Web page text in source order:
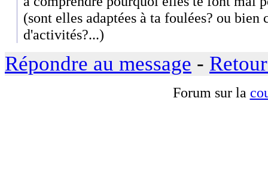
(sont elles adaptées à ta foulées? ou bien
d'activités?...)
Répondre au message -
Forum sur la